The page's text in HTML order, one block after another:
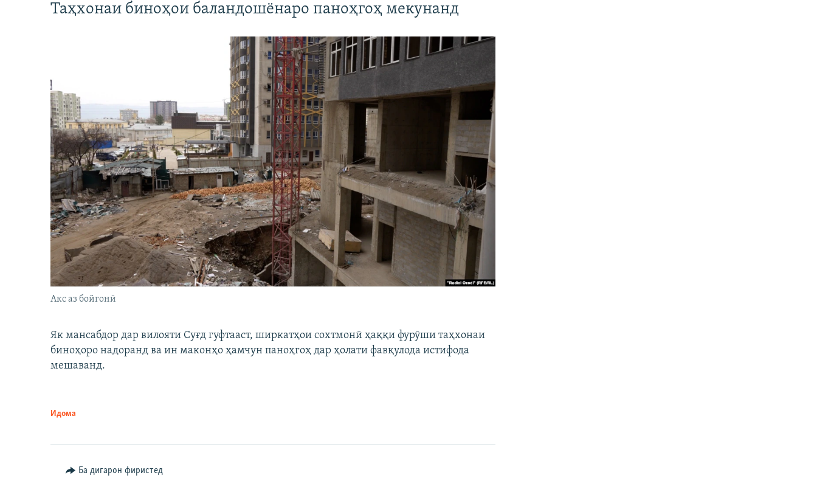
Таҳхонаи биноҳои баландошёнаро паноҳгоҳ мекунанд
Акс аз бойгонӣ
Як мансабдор дар вилояти Суғд гуфтааст, ширкатҳои сохтмонӣ ҳаққи фурӯши таҳхонаи
биноҳоро надоранд ва ин маконҳо ҳамчун паноҳгоҳ дар ҳолати фавқулода истифода
мешаванд.
Идома
Ба дигарон фиристед